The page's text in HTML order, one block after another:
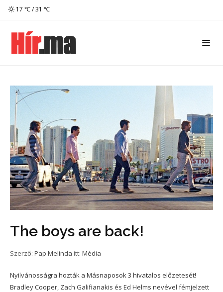
17 ℃ / 31 ℃
The boys are back!
Szerző: Pap Melinda itt: Média
Nyilvánosságra hozták a Másnaposok 3 hivatalos előzetesét!
Bradley Cooper, Zach Galifianakis és Ed Helms nevével fémjelzett